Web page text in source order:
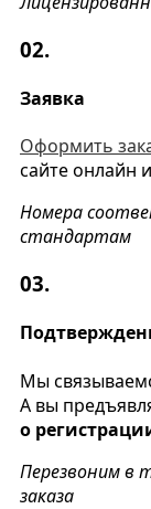
02.
Заявка
Оформить
сайте онлайн
Номера
стандартам
03.
Мы
А вы
о
Перезвоним в
заказа